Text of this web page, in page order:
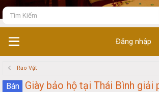
Đăng nhập
Rao Vặt
Bán Giày bảo hộ tại Thái Bình giải